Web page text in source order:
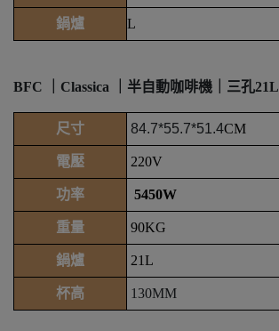
鍋爐 L
BFC ｜Classica ｜半自動咖啡機｜三孔21L
尺寸 84.7*55.7*51.4CM
電壓 220V
功率 5450W
重量 90KG
鍋爐 21L
杯高 130MM